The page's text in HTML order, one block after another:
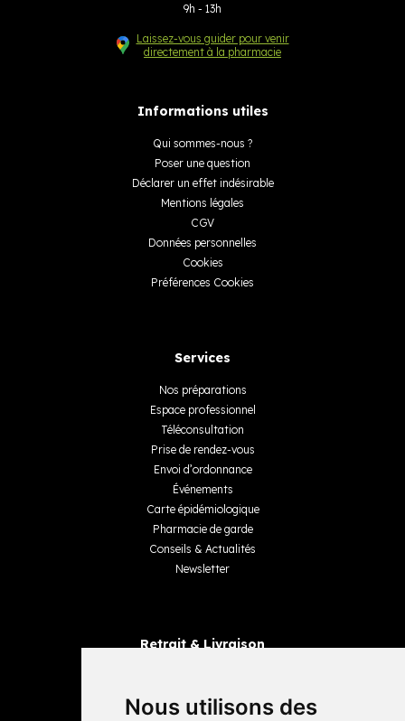
Nous utilisons des
9h - 13h
Laissez-vous guider pour venir
directement à la pharmacie
Informations utiles
Qui sommes-nous ?
Poser une question
Déclarer un effet indésirable
Mentions légales
CGV
Données personnelles
Cookies
Préférences Cookies
Services
Nos préparations
Espace professionnel
Téléconsultation
Prise de rendez-vous
Envoi d’ordonnance
Événements
Carte épidémiologique
Pharmacie de garde
Conseils & Actualités
Newsletter
Retrait & Livraison
Livraisons